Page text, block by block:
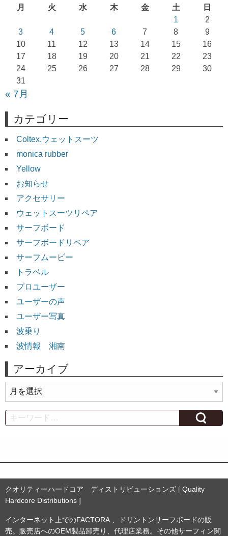
月 火 水 木 金 土
日
1
2
3
4 5 6 7 8
9
10
11 12 13 14 15
16
17
18 19 20 21 22
23
24
25 26 27 28 29
30
31
« 7月
カテゴリー
Coltex.ウェットスーツ
monica rubber
Yellow
お知らせ
アクセサリー
ウェットスーツリペア
サーフボード
サーフボードリペア
サーフムービー
トラベル
プロユーザー
ユーザーの声
ユーザー写真
波乗り
波情報 湘南
アーカイブ
ー
カ
イ
Search
クオリティーハードコア ディストリビューションズ [ Quality
Hardcore Distributions ]
インターネット上でのFACTORA.、ドリントンサーフボードの販
売。販売店へのOEM製品卸売り、代理店業務。その他サーフィン関